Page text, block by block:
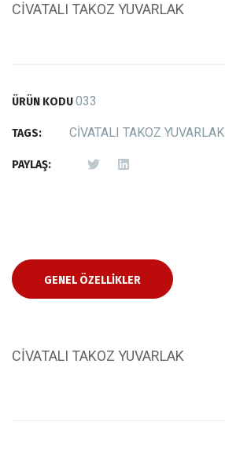
CİVATALI TAKOZ YUVARLAK
ÜRÜN KODU033
TAGS: CİVATALI TAKOZ YUVARLAK
PAYLAŞ:
GENEL ÖZELLIKLER
CİVATALI TAKOZ YUVARLAK